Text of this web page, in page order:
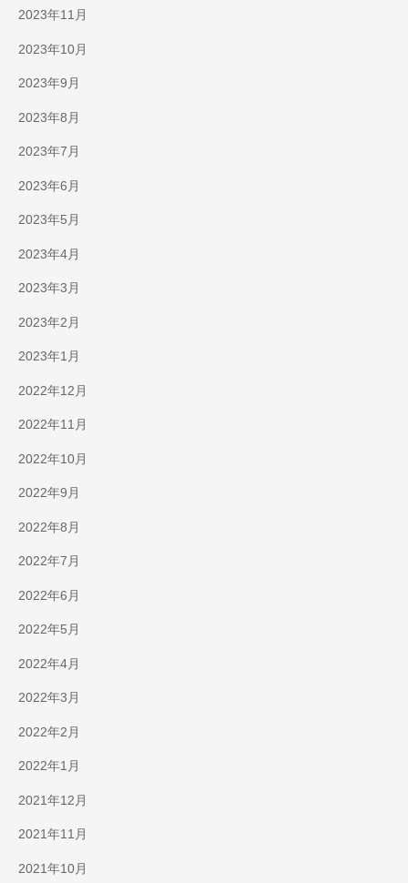
2023年11月
2023年10月
2023年9月
2023年8月
2023年7月
2023年6月
2023年5月
2023年4月
2023年3月
2023年2月
2023年1月
2022年12月
2022年11月
2022年10月
2022年9月
2022年8月
2022年7月
2022年6月
2022年5月
2022年4月
2022年3月
2022年2月
2022年1月
2021年12月
2021年11月
2021年10月